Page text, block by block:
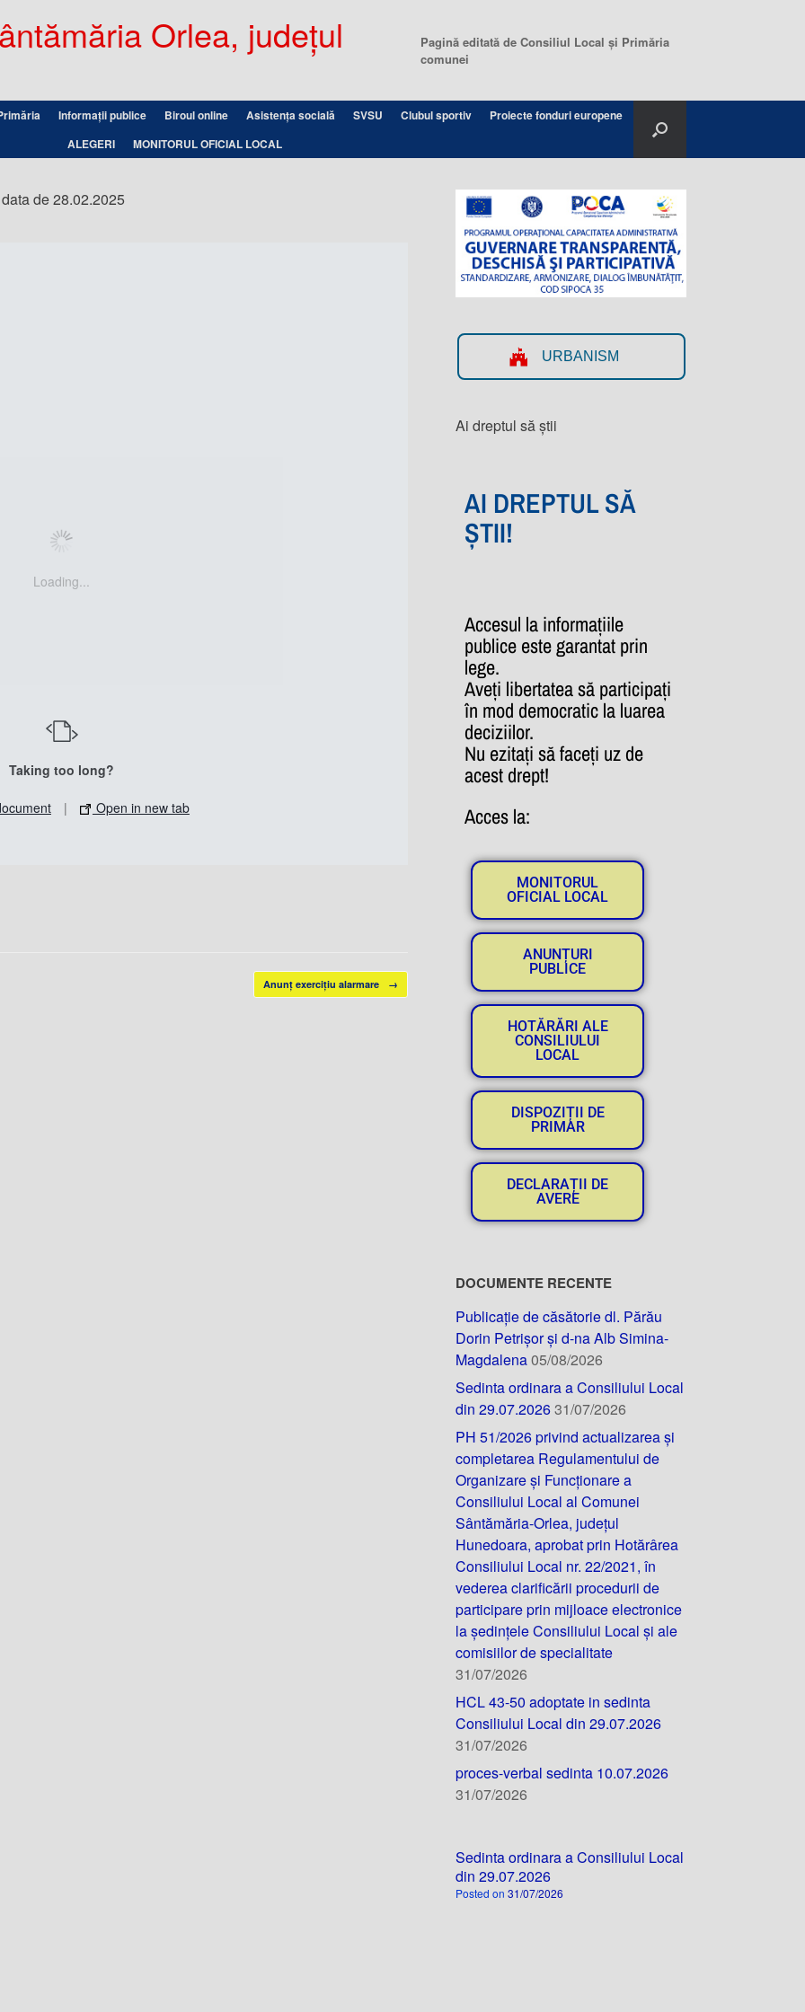
Orlea, județul
Pagină editată de Consiliul Local şi Primăria
comunei
Informații publice Biroul online Asistența socială SVSU Clubul sportiv
Proiecte fonduri europene
ALEGERI
MONITORUL OFICIAL LOCAL
de 28.02.2025
Loading...
Taking too long?
| Open in new tab
Anunț exercițiu alarmare →
URBANISM
Ai dreptul să știi
AI DREPTUL SĂ
ȘTII!
Accesul la informațiile
publice este garantat prin
lege.
Aveți libertatea să participați
în mod democratic la luarea
deciziilor.
Nu ezitați să faceți uz de
acest drept!
Acces la:
MONITORUL
OFICIAL LOCAL
ANUNȚURI
PUBLICE
HOTĂRĂRI ALE
CONSILIULUI
LOCAL
DISPOZIȚII DE
PRIMAR
DECLARAȚII DE
AVERE
DOCUMENTE RECENTE
Publicație de căsătorie dl. Părău
Dorin Petrișor și d-na Alb Simina-
Magdalena05/08/2026
Sedinta ordinara a Consiliului Local
din 29.07.202631/07/2026
PH 51/2026 privind actualizarea și
completarea Regulamentului de
Organizare și Funcționare a
Consiliului Local al Comunei
Sântămăria-Orlea, județul
Hunedoara, aprobat prin Hotărârea
Consiliului Local nr. 22/2021, în
vederea clarificării procedurii de
participare prin mijloace electronice
la ședințele Consiliului Local și ale
comisiilor de specialitate
31/07/2026
HCL 43-50 adoptate in sedinta
Consiliului Local din 29.07.2026
31/07/2026
proces-verbal sedinta 10.07.2026
31/07/2026
Sedinta ordinara a Consiliului Local
din 29.07.2026
Posted on31/07/2026